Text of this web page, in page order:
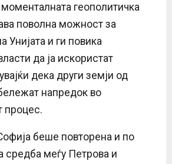
геополитичка
поволна можност за
Унијата и ги повика
да ја искористат
дека други земји од
напредок во
процес.
беше повторена и по
средба меѓу Петрова и